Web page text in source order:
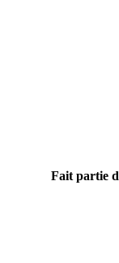
Fait partie